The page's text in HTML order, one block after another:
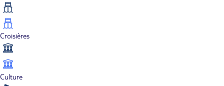
Croisières
Culture